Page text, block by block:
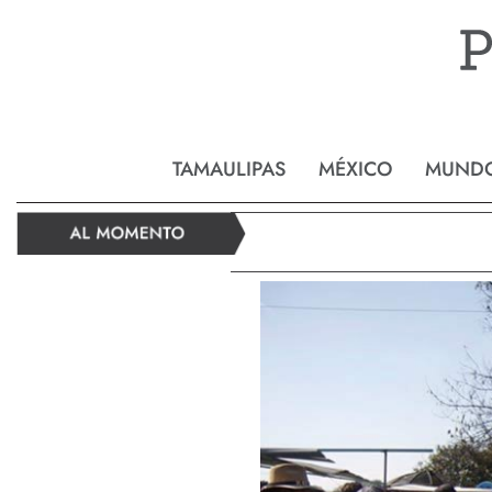
TAMAULIPAS MÉXICO